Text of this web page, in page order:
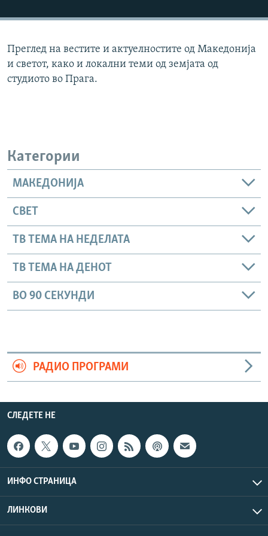
Преглед на вестите и актуелностите од Македонија
и светот, како и локални теми од земјата од
студиото во Прага.
Категории
МАКЕДОНИЈА
СВЕТ
ТВ ТЕМА НА НЕДЕЛАТА
ТВ ТЕМА НА ДЕНОТ
ВО 90 СЕКУНДИ
РАДИО ПРОГРАМИ
СЛЕДЕТЕ НЕ
ИНФО СТРАНИЦА
ЛИНКОВИ